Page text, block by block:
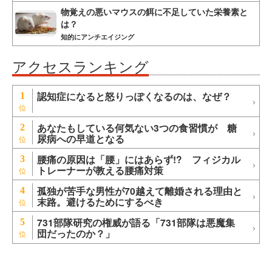
物覚えの悪いマウスの餌に不足していた栄養素と
は？
知的にアンチエイジング
アクセスランキング
1 認知症になると怒りっぽくなるのは、なぜ？
2 あなたもしている何気ない3つの食習慣が 糖
尿病への早道となる
3 腰痛の原因は「腰」にはあらず!? フィジカル
トレーナーが教える腰痛対策
4 孤独が苦手な男性が70越えて離婚される理由と
末路。避けるためにするべき
5 731部隊研究の権威が語る「731部隊は悪魔集
団だったのか？」